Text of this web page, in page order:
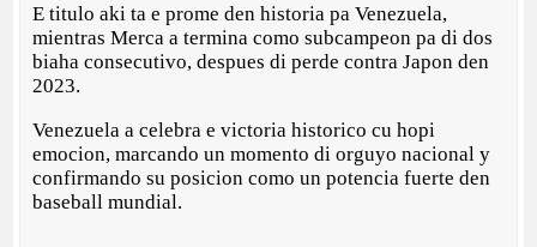
E titulo aki ta e prome den historia pa Venezuela,
mientras Merca a termina como subcampeon pa di dos
biaha consecutivo, despues di perde contra Japon den
2023.
Venezuela a celebra e victoria historico cu hopi
emocion, marcando un momento di orguyo nacional y
confirmando su posicion como un potencia fuerte den
baseball mundial.